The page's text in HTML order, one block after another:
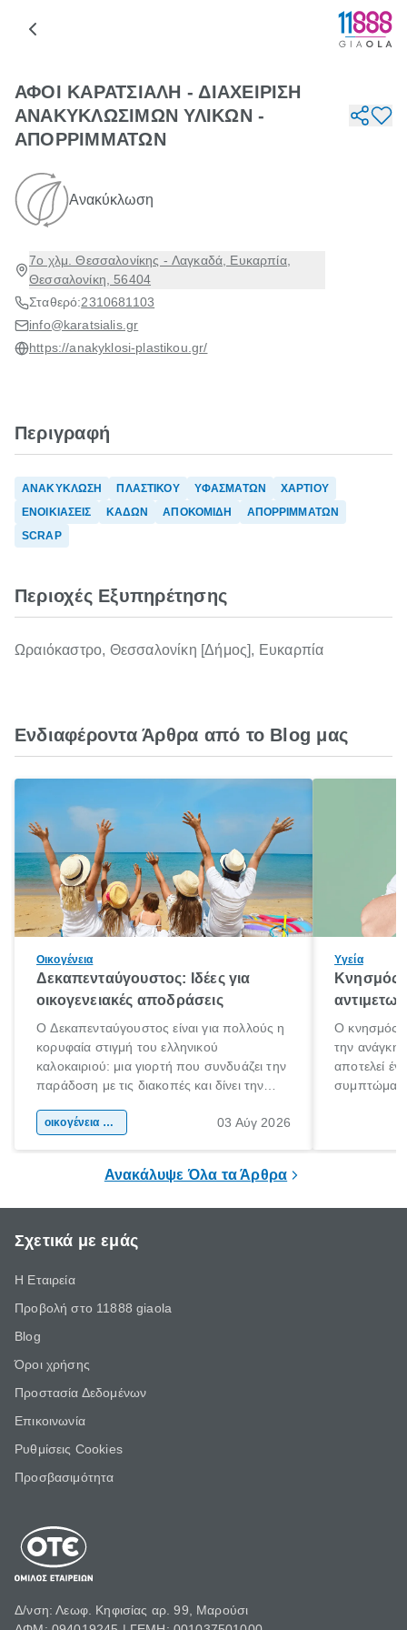
ΑΦΟΙ ΚΑΡΑΤΣΙΑΛΗ - ΔΙΑΧΕΙΡΙΣΗ
ΑΝΑΚΥΚΛΩΣΙΜΩΝ ΥΛΙΚΩΝ -
ΑΠΟΡΡΙΜΜΑΤΩΝ
Ανακύκλωση
7ο χλμ. Θεσσαλονίκης - Λαγκαδά, Ευκαρπία,
Θεσσαλονίκη, 56404
Σταθερό:2310681103
info@karatsialis.gr
https://anakyklosi-plastikou.gr/
Περιγραφή
ΑΝΑΚΥΚΛΩΣΗ ΠΛΑΣΤΙΚΟΥ ΥΦΑΣΜΑΤΩΝ
ΧΑΡΤΙΟΥ
ΕΝΟΙΚΙΑΣΕΙΣ
ΚΑΔΩΝ ΑΠΟΚΟΜΙΔΗ
ΑΠΟΡΡΙΜΜΑΤΩΝ
SCRAP
Περιοχές Εξυπηρέτησης
Ωραιόκαστρο, Θεσσαλονίκη [Δήμος], Ευκαρπία
Ενδιαφέροντα Άρθρα από το Blog μας
Οικογένεια
Δεκαπενταύγουστος: Ιδέες για
οικογενειακές αποδράσεις
Ο Δεκαπενταύγουστος είναι για πολλούς η
κορυφαία στιγμή του ελληνικού
καλοκαιριού: μια γιορτή που συνδυάζει την
παράδοση με τις διακοπές και δίνει την
χώρας. Είτε πρόκειται για λίγες μέρες
οικογένεια & παιδί 03 Αύγ 2026
Υγεία
Κνησμός:
Ο κνησμός
την ανάγκη
αποτελεί
Ανακάλυψε Όλα τα Άρθρα
Σχετικά με εμάς
Η Εταιρεία
Προβολή στο 11888 giaola
Blog
Όροι χρήσης
Προστασία Δεδομένων
Επικοινωνία
Ρυθμίσεις Cookies
Προσβασιμότητα
Δ/νση: Λεωφ. Κηφισίας αρ. 99, Μαρούσι